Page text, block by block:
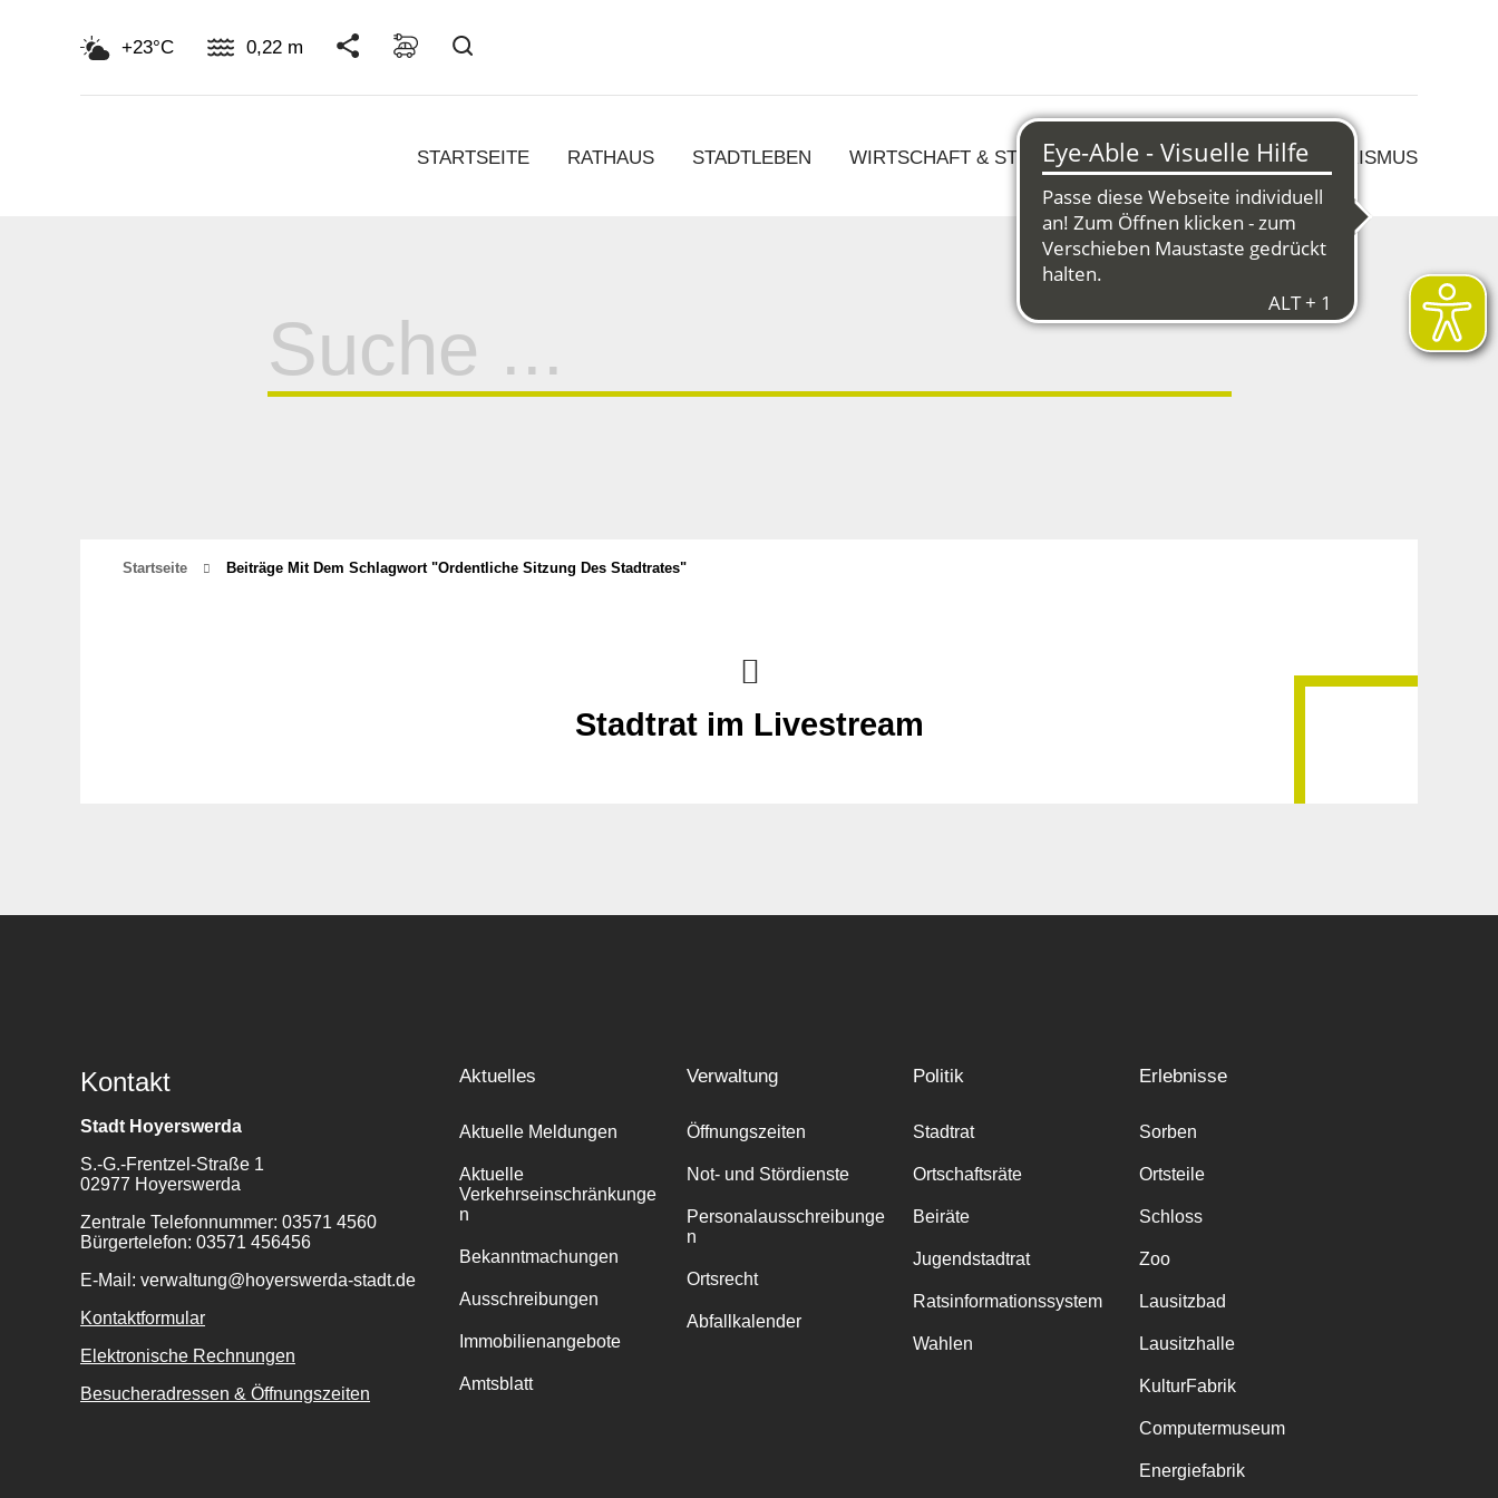
+23°C 0,22 m
STARTSEITE RATHAUS STADTLEBEN WIRTSCHAFT & STRUKTURWANDEL KULTUR & TOURISMUS
für:
Startseite Beiträge Mit Dem Schlagwort "ordentliche Sitzung Des Stadtrates"
Stadtrat im Livestream
Kontakt
Stadt Hoyerswerda
S.-G.-Frentzel-Straße 1
02977 Hoyerswerda
Zentrale Telefonnummer: 03571 4560
Bürgertelefon: 03571 456456
E-Mail: verwaltung@hoyerswerda-stadt.de
Kontaktformular
Elektronische Rechnungen
Besucheradressen & Öffnungszeiten
Aktuelles
Aktuelle Meldungen
Aktuelle
Verkehrseinschränkunge
n
Bekanntmachungen
Ausschreibungen
Immobilienangebote
Amtsblatt
Verwaltung
Öffnungszeiten
Not- und Stördienste
Personalausschreibunge
n
Ortsrecht
Abfallkalender
Politik
Stadtrat
Ortschaftsräte
Beiräte
Jugendstadtrat
Ratsinformationssystem
Wahlen
Erlebnisse
Sorben
Ortsteile
Schloss
Zoo
Lausitzbad
Lausitzhalle
KulturFabrik
Computermuseum
Energiefabrik